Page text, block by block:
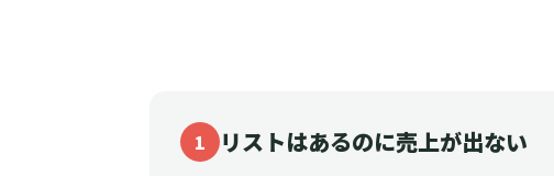
1 リストはあるのに売上が出ない